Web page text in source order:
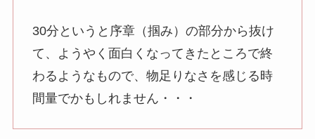
30分というと序章（掴み）の部分から抜け
て、ようやく面白くなってきたところで終
わるようなもので、物足りなさを感じる時
間量でかもしれません・・・